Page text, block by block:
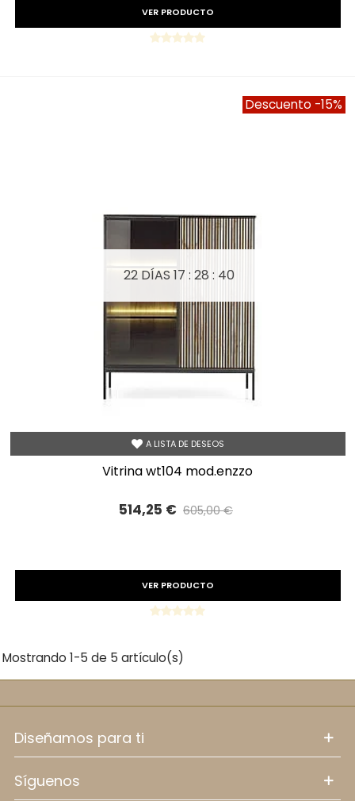
VER PRODUCTO
Descuento -15%
A LISTA DE DESEOS
22 DÍAS17 : 28 : 40
vitrina wt104 mod.enzzo
514,25 € 605,00 €
VER PRODUCTO
Mostrando 1-5 de 5 artículo(s)
diseñamos para ti
síguenos